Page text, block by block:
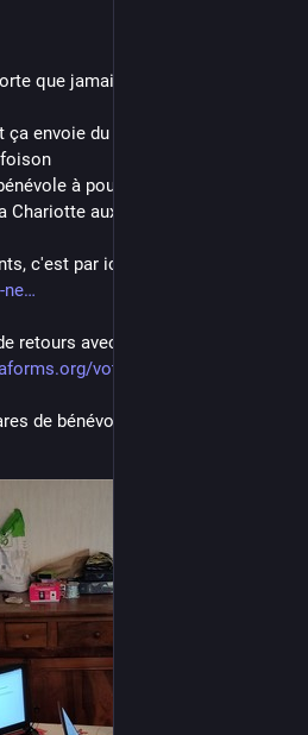
que jamais ! 🔥🔥
envoie du lourd :
à pourvoir
aux dons !
c'est par ici 🙃 -->
retours avec un nouveau lien tout
votre-avis-sur-
de bénévoles de la Chariotte